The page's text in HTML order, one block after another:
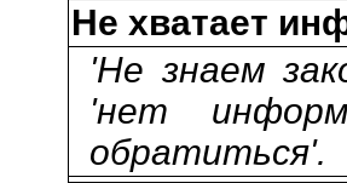
Не хватает
'Не знаем
'нет
обратиться'.